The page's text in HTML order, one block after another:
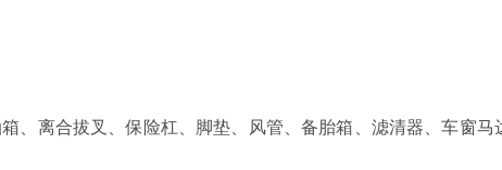
、离合拔叉、保险杠、脚垫、风管、备胎箱、滤清器、车窗马